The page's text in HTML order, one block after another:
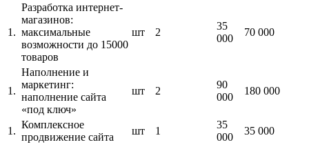
1.
Разработка интернет-
магазинов:
максимальные
возможности до 15000
товаров
шт 2
35
000
70 000
1.
Наполнение и
маркетинг:
наполнение сайта
«под ключ»
шт 2
90
000
180 000
1.
Комплексное
продвижение сайта
шт 1
35
000
35 000